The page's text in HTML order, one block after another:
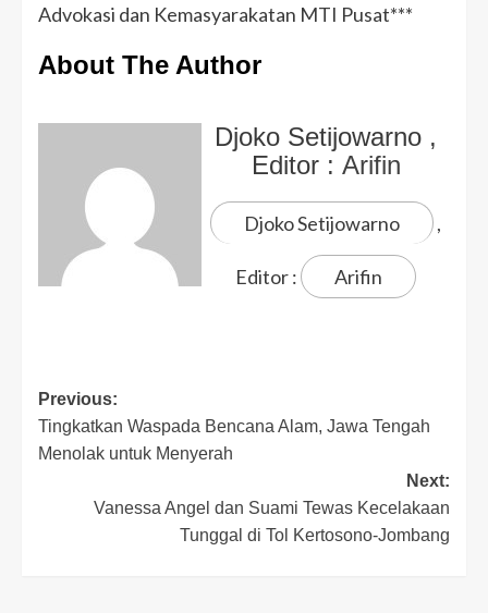
Advokasi dan Kemasyarakatan MTI Pusat***
About The Author
Djoko Setijowarno ,
Editor : Arifin
Djoko Setijowarno ,
Editor : Arifin
Previous:
Tingkatkan Waspada Bencana Alam, Jawa Tengah
Menolak untuk Menyerah
Next:
Vanessa Angel dan Suami Tewas Kecelakaan
Tunggal di Tol Kertosono-Jombang